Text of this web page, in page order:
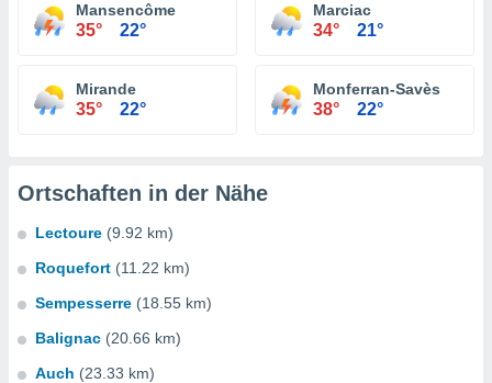
Mansencôme
35° 22°
Marciac
34° 21°
Mirande
35° 22°
Monferran-Savès
38° 22°
Ortschaften in der Nähe
Lectoure (9.92 km)
Roquefort (11.22 km)
Sempesserre (18.55 km)
Balignac (20.66 km)
Auch (23.33 km)